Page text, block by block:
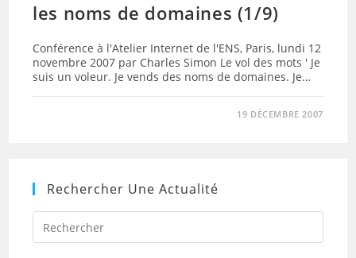
les noms de domaines (1/9)
Conférence à l'Atelier Internet de l'ENS, Paris, lundi 12
novembre 2007 par Charles Simon Le vol des mots ' Je
suis un voleur. Je vends des noms de domaines. Je…
19 DÉCEMBRE 2007
Rechercher Une Actualité
Press
to